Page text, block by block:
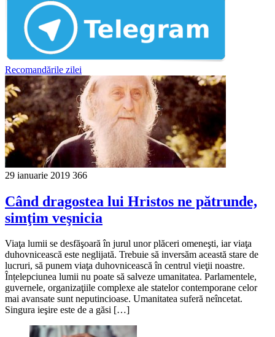
Recomandările zilei
29 ianuarie 2019 366
Când dragostea lui Hristos ne pătrunde,
simţim veşnicia
Viaţa lumii se desfăşoară în jurul unor plăceri omeneşti, iar viaţa
duhovnicească este neglijată. Trebuie să inversăm această stare de
lucruri, să punem viaţa duhovnicească în centrul vieţii noastre.
Înțelepciunea lumii nu poate să salveze umanitatea. Parlamentele,
guvernele, organizaţiile complexe ale statelor contemporane celor
mai avansate sunt neputincioase. Umanitatea suferă neîncetat.
Singura ieşire este de a găsi […]